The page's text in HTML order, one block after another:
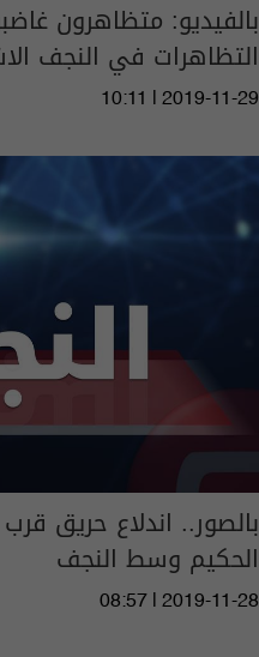
بالفيديو: متظاهرون
التظاهرات في النجف
10:11 | 2019-11-29
بالصور.. اندلاع حريق
الحكيم وسط النجف
08:57 | 2019-11-28